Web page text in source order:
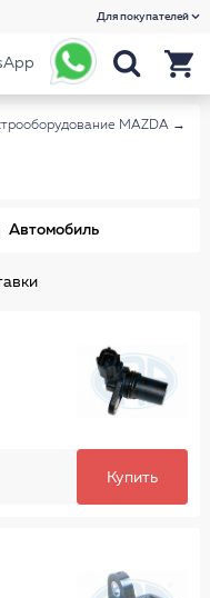
Для покупателей
MAZDA →
Автомобиль
Купить